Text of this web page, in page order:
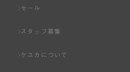
セール
スタッフ募集
ケユカについて